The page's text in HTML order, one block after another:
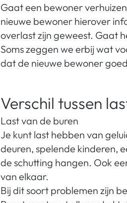
Gaat een bewoner
nieuwe bewoner hierover
overlast zijn geweest. Gaat
Soms zeggen we erbij wat
dat de nieuwe bewoner
Verschil tussen
Last van de buren
Je kunt last hebben van
deuren, spelende kinderen,
de schutting hangen. Ook
van elkaar.
Bij dit soort problemen zijn